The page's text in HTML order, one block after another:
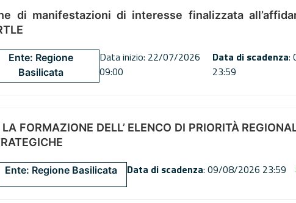
di manifestazioni di interesse finalizzata
Ente: Regione
Basilicata
Data inizio: 22/07/2026
09:00
Data di scadenza:
23:59
FORMAZIONE DELL’ ELENCO DI PRIORITÀ
Ente: Regione Basilicata Data di scadenza: 09/08/2026 23:59